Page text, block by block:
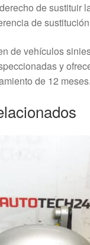
de sustituir
de
de vehículos
y
de 12 meses.